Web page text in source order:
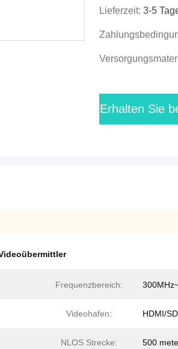
Lieferzeit: 3-5
Erhalten Sie
Frequenzbereich:
Videohafen: HDMI/
NLOS Strecke: 500